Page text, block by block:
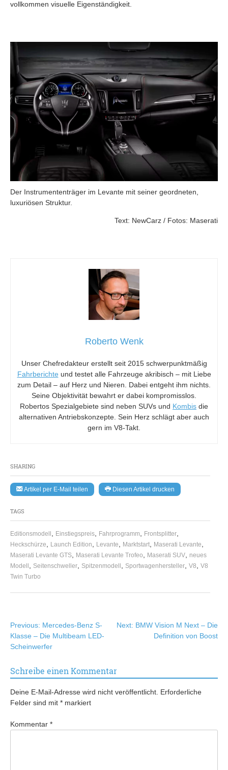
SHARING
Artikel per E-Mail teilen Diesen Artikel drucken
TAGS
Editionsmodell Einstiegspreis Fahrprogramm Frontsplitter
Heckschürze Launch Edition Levante Marktstart Maserati Levante
Maserati Levante GTS Maserati Levante Trofeo Maserati SUV
neues
Modell
Seitenschweller Spitzenmodell Sportwagenhersteller V8
V8
Twin Turbo
vollkommen visuelle Eigenständigkeit.
Der Instrumententräger im Levante mit seiner geordneten,
luxuriösen Struktur.
Text: NewCarz / Fotos: Maserati
Roberto Wenk
Unser Chefredakteur erstellt seit 2015 schwerpunktmäßig
Fahrberichte und testet alle Fahrzeuge akribisch – mit Liebe
zum Detail – auf Herz und Nieren. Dabei entgeht ihm nichts.
Seine Objektivität bewahrt er dabei kompromisslos.
Robertos Spezialgebiete sind neben SUVs und Kombis die
alternativen Antriebskonzepte. Sein Herz schlägt aber auch
gern im V8-Takt.
Beitragsnavigation
Previous: Mercedes-Benz S-
Klasse – Die Multibeam LED-
Scheinwerfer
Next: BMW Vision M Next – Die
Definition von Boost
Schreibe einen Kommentar
Deine E-Mail-Adresse wird nicht veröffentlicht. Erforderliche
Felder sind mit * markiert
Kommentar *